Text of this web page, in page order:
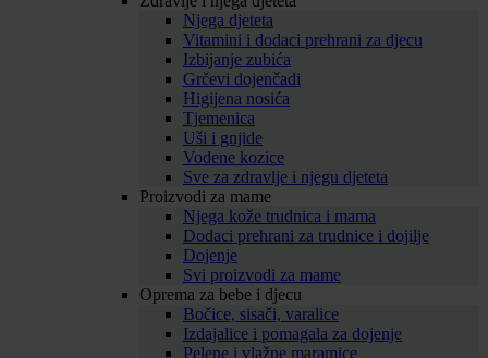
Njega djeteta
Vitamini i dodaci prehrani za djecu
Izbijanje zubića
Grčevi dojenčadi
Higijena nosića
Tjemenica
Uši i gnjide
Vodene kozice
Sve za zdravlje i njegu djeteta
Proizvodi za mame
Njega kože trudnica i mama
Dodaci prehrani za trudnice i dojilje
Dojenje
Svi proizvodi za mame
Oprema za bebe i djecu
Bočice, sisači, varalice
Izdajalice i pomagala za dojenje
Pelene i vlažne maramice